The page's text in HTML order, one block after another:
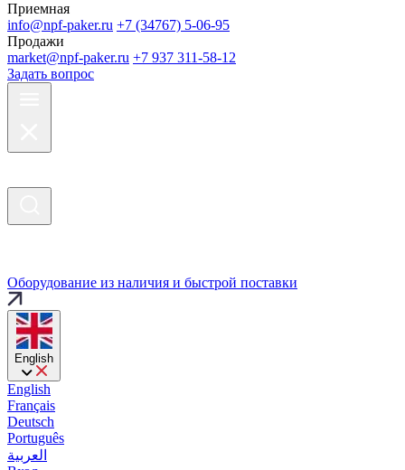
Приемная
info@npf-paker.ru +7 (34767) 5-06-95
Продажи
market@npf-paker.ru +7 937 311-58-12
Задать вопрос
Оборудование из наличия и быстрой поставки
English
English
Français
Deutsch
Português
العربية